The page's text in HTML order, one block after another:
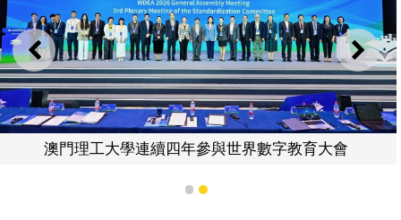
上一則 下一
澳門理工大學連續四年參與世界數字教育大會
1 2